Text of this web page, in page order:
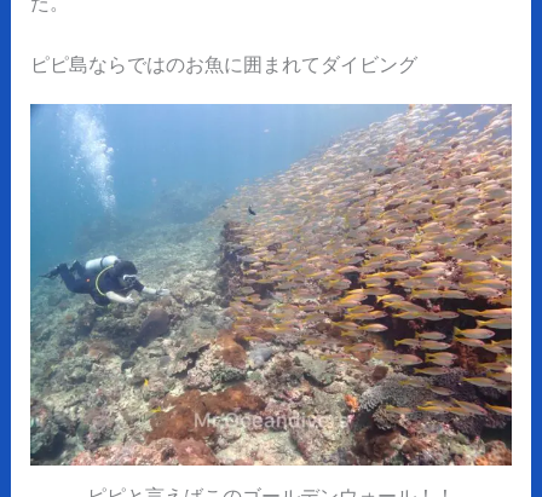
ピピ島ならではのお魚に囲まれてダイビング